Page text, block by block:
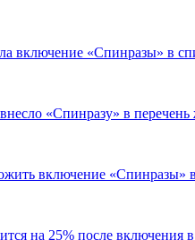
включение «Спинразы» в
«Спинразу» в
включение «Спинразы»
на 25% после включения